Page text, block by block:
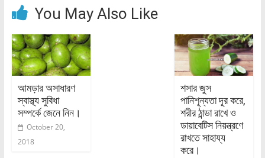
You May Also Like
আমড়ার অসাধারণ
স্বাস্থ্য সুবিধা
সম্পর্কে জেনে নিন।
October 20,
2018
শসার জুস
পানিশূন্যতা দূর করে,
শরীর ঠান্ডা রাখে ও
ডায়াবেটিস নিয়ন্ত্রণে
রাখতে সাহায্য
করে।